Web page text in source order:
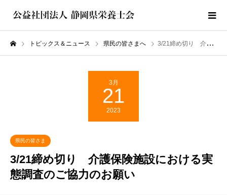
トピックス＆ニュース 県民の皆さまへ 3/21締め切り 介護保険施設における実態調査のご協力のお願い
3月
21
2023
県民の皆さま
3/21締め切り 介護保険施設における実
態調査のご協力のお願い